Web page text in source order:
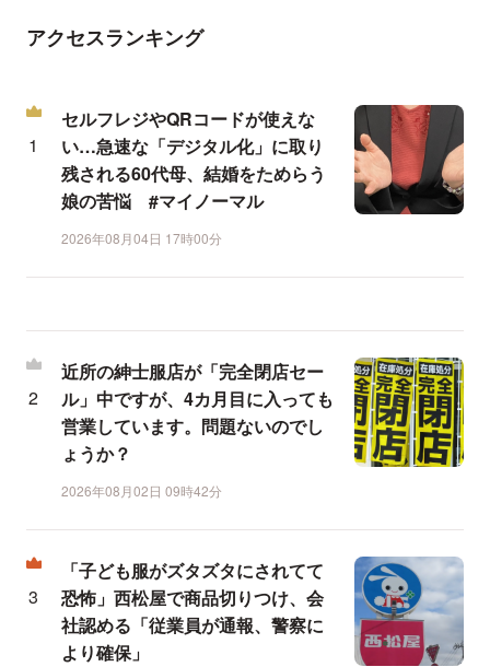
アクセスランキング
セルフレジやQRコードが使えな
い…急速な「デジタル化」に取り
残される60代母、結婚をためらう
娘の苦悩 #マイノーマル
2026年08月04日 17時00分
近所の紳士服店が「完全閉店セー
ル」中ですが、4カ月目に入っても
営業しています。問題ないのでし
ょうか？
2026年08月02日 09時42分
「子ども服がズタズタにされてて
恐怖」西松屋で商品切りつけ、会
社認める「従業員が通報、警察に
より確保」